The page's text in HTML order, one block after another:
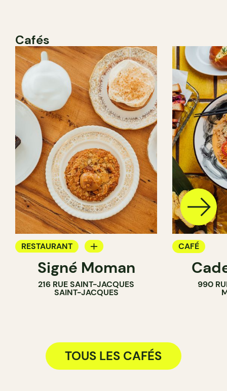
Cafés
RESTAURANT
CAFÉSigné Moman
216 RUE SAINT-JACQUES
SAINT-JACQUES
CAFÉ
990
TOUS LES CAFÉS